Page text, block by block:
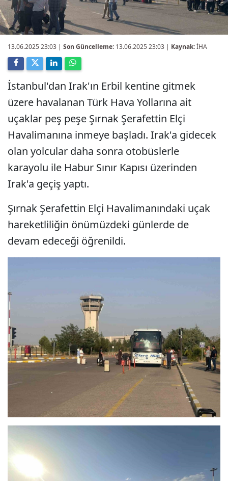
13.06.2025 23:03 | Son Güncelleme: 13.06.2025 23:03 | Kaynak:İHA
İstanbul'dan Irak'ın Erbil kentine gitmek
üzere havalanan Türk Hava Yollarına ait
uçaklar peş peşe Şırnak Şerafettin Elçi
Havalimanına inmeye başladı. Irak'a gidecek
olan yolcular daha sonra otobüslerle
karayolu ile Habur Sınır Kapısı üzerinden
Irak'a geçiş yaptı.
Şırnak Şerafettin Elçi Havalimanındaki uçak
hareketliliğin önümüzdeki günlerde de
devam edeceği öğrenildi.